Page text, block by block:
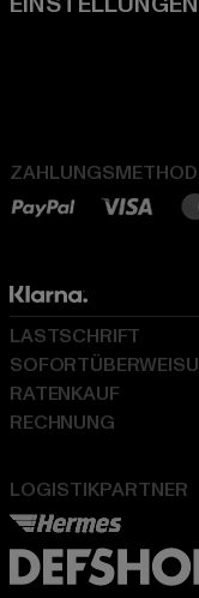
LOGISTIKPARTNER
LASTSCHRIFT
RATENKAUF
RECHNUNG